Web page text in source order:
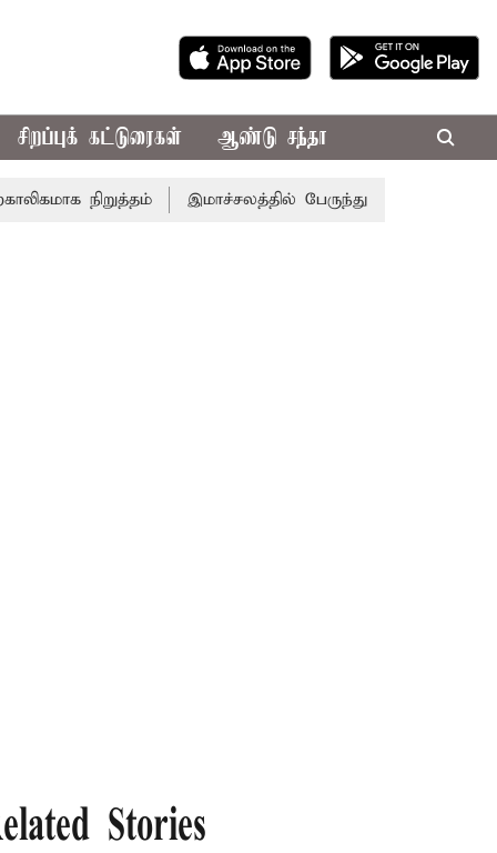
சிறப்புக் கட்டுரைகள் ஆண்டு சந்தா
நிறுத்தம் இமாச்சலத்தில் பேருந்து விபத்து; 7 பேர்
Stories